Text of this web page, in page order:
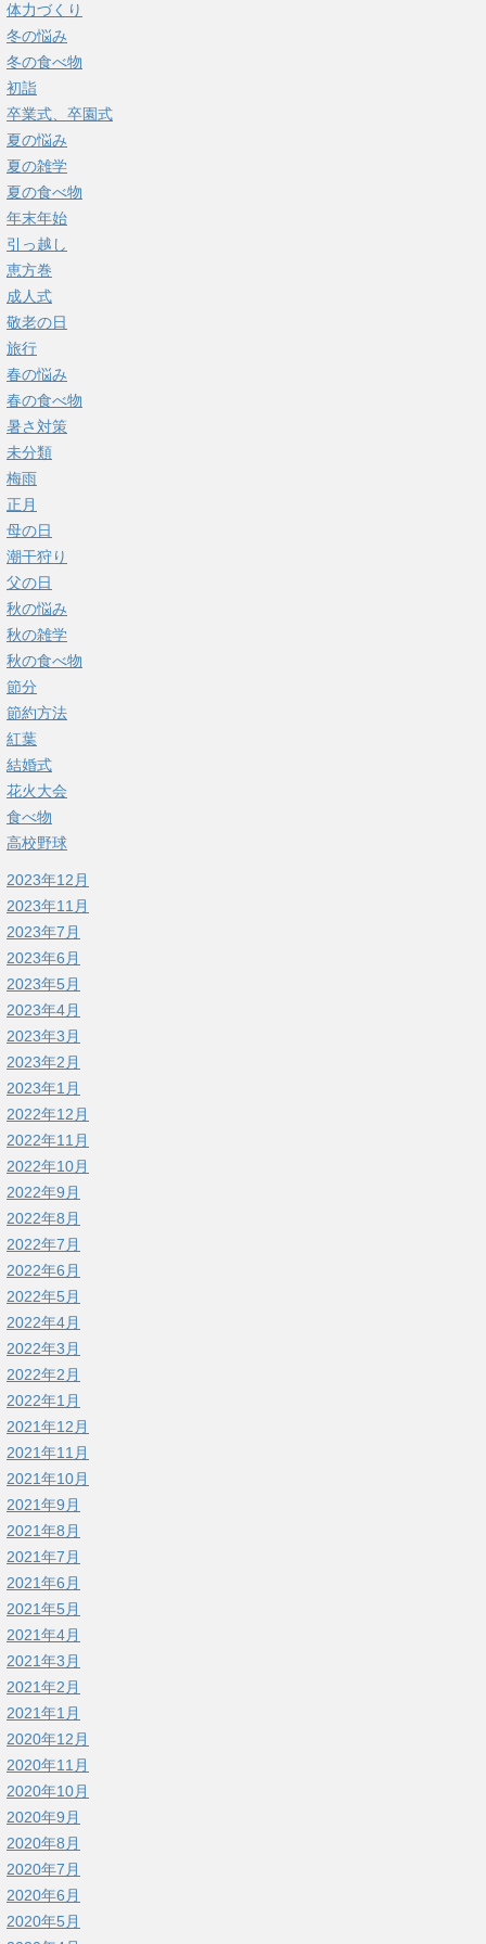
体力づくり
冬の悩み
冬の食べ物
初詣
卒業式、卒園式
夏の悩み
夏の雑学
夏の食べ物
年末年始
引っ越し
恵方巻
成人式
敬老の日
旅行
春の悩み
春の食べ物
暑さ対策
未分類
梅雨
正月
母の日
潮干狩り
父の日
秋の悩み
秋の雑学
秋の食べ物
節分
節約方法
紅葉
結婚式
花火大会
食べ物
高校野球
2023年12月
2023年11月
2023年7月
2023年6月
2023年5月
2023年4月
2023年3月
2023年2月
2023年1月
2022年12月
2022年11月
2022年10月
2022年9月
2022年8月
2022年7月
2022年6月
2022年5月
2022年4月
2022年3月
2022年2月
2022年1月
2021年12月
2021年11月
2021年10月
2021年9月
2021年8月
2021年7月
2021年6月
2021年5月
2021年4月
2021年3月
2021年2月
2021年1月
2020年12月
2020年11月
2020年10月
2020年9月
2020年8月
2020年7月
2020年6月
2020年5月